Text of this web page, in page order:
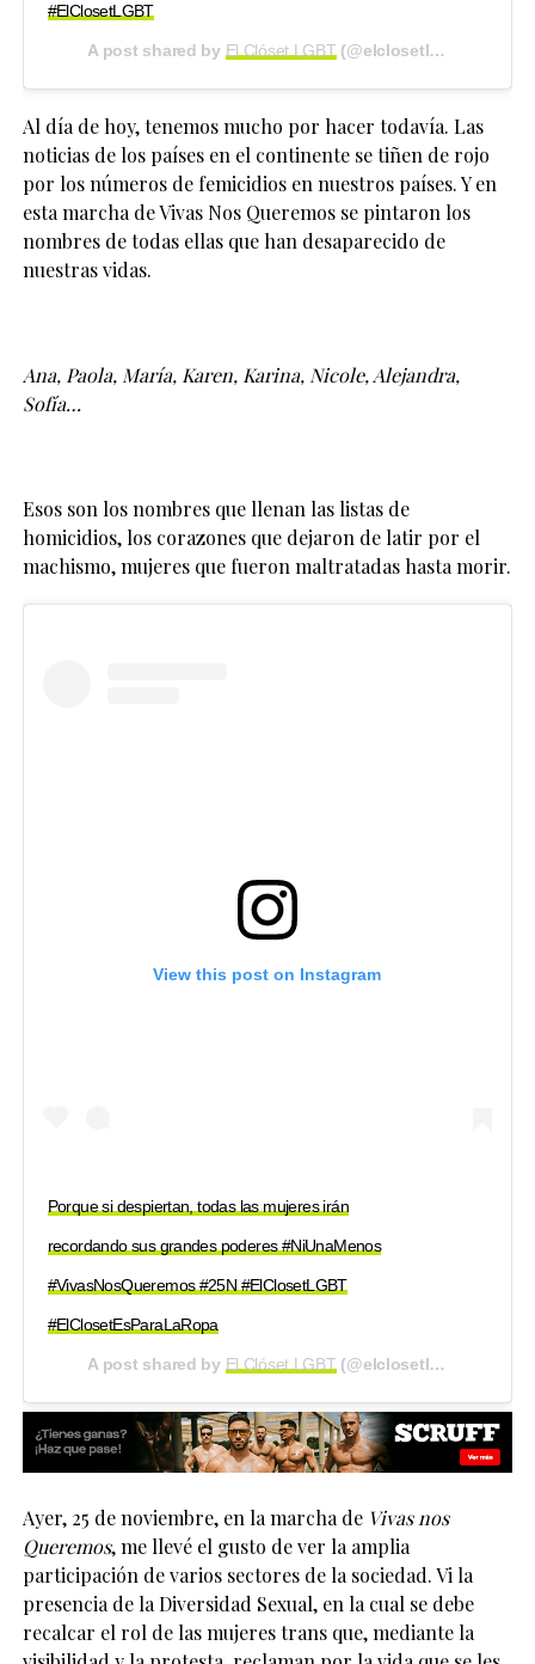
#ElClosetLGBT
A post shared by El Clóset LGBT(@elclosetlgbt) on
Al día de hoy, tenemos mucho por hacer todavía. Las
noticias de los países en el continente se tiñen de rojo
por los números de femicidios en nuestros países. Y en
esta marcha de Vivas Nos Queremos se pintaron los
nombres de todas ellas que han desaparecido de
nuestras vidas.
Ana, Paola, María, Karen, Karina, Nicole, Alejandra,
Sofía…
Esos son los nombres que llenan las listas de
homicidios, los corazones que dejaron de latir por el
machismo, mujeres que fueron maltratadas hasta morir.
View this post on Instagram
Porque si despiertan, todas las mujeres irán
recordando sus grandes poderes #NiUnaMenos
#VivasNosQueremos #25N #ElClosetLGBT
#ElClosetEsParaLaRopa
A post shared by El Clóset LGBT(@elclosetlgbt) on
Ayer, 25 de noviembre, en la marcha de Vivas nos
Queremos, me llevé el gusto de ver la amplia
participación de varios sectores de la sociedad. Vi la
presencia de la Diversidad Sexual, en la cual se debe
recalcar el rol de las mujeres trans que, mediante la